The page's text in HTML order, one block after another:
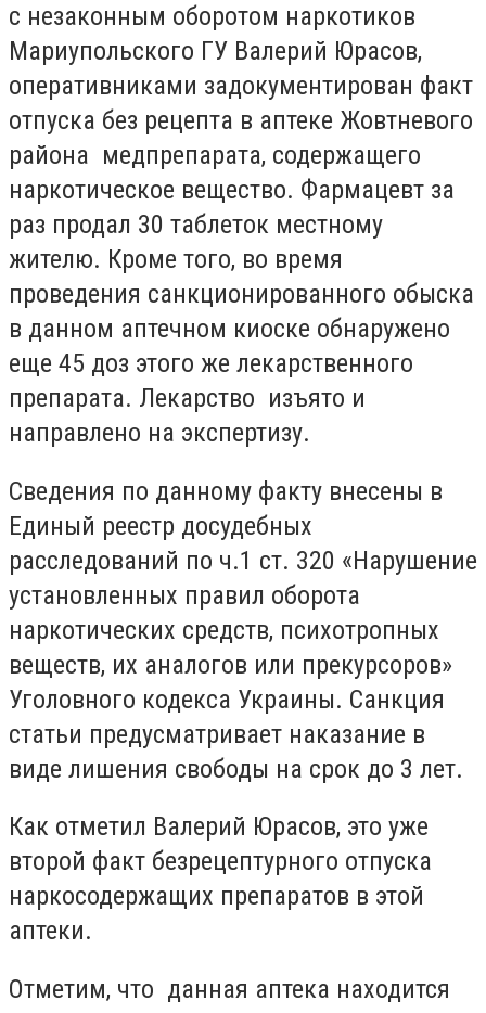
с незаконным оборотом наркотиков
Мариупольского ГУ Валерий Юрасов,
оперативниками задокументирован факт
отпуска без рецепта в аптеке Жовтневого
района медпрепарата, содержащего
наркотическое вещество. Фармацевт за
раз продал 30 таблеток местному
жителю. Кроме того, во время
проведения санкционированного обыска
в данном аптечном киоске обнаружено
еще 45 доз этого же лекарственного
препарата. Лекарство изъято и
направлено на экспертизу.
Сведения по данному факту внесены в
Единый реестр досудебных
расследований по ч.1 ст. 320 «Нарушение
установленных правил оборота
наркотических средств, психотропных
веществ, их аналогов или прекурсоров»
Уголовного кодекса Украины. Санкция
статьи предусматривает наказание в
виде лишения свободы на срок до 3 лет.
Как отметил Валерий Юрасов, это уже
второй факт безрецептурного отпуска
наркосодержащих препаратов в этой
аптеки.
Отметим, что данная аптека находится